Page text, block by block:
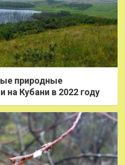
природные
на Кубани в 2022 году